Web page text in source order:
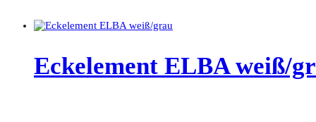
Eckelement ELBA weiß/